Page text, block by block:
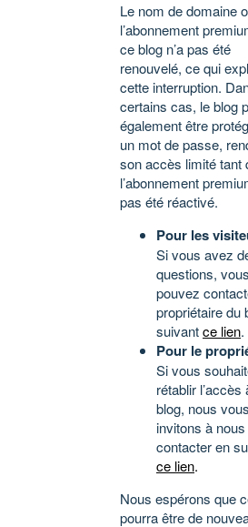
Le nom de domaine
l’abonnement
ce blog n’a pas été
renouvelé, ce qui
cette interruption.
certains cas, le blog
également être
un mot de passe,
son accès limité tant
l’abonnement
pas été réactivé.
Pour les
Si vous avez
questions, vous
pouvez
propriétaire du
suivantce lien.
Pour le
Si vous
rétablir l’accès
blog, nous vous
invitons à nous
contacter en
ce lien.
Nous espérons que
pourra être de